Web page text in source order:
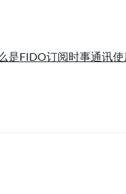
是FIDO订阅时事通讯使